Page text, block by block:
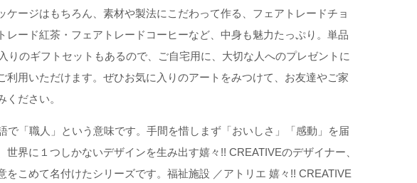
ケージはもちろん、素材や製法にこだわって作る、フェアトレードチョ
レード紅茶・フェアトレードコーヒーなど、中身も魅力たっぷり。単品
りのギフトセットもあるので、ご自宅用に、大切な人へのプレゼントに
利用いただけます。ぜひお気に入りのアートをみつけて、お友達やご家
ください。
で「職人」という意味です。手間を惜しまず「おいしさ」「感動」を届
世界に１つしかないデザインを生み出す嬉々!! CREATIVEのデザイナー、
をこめて名付けたシリーズです。福祉施設 ／アトリエ 嬉々!! CREATIVE